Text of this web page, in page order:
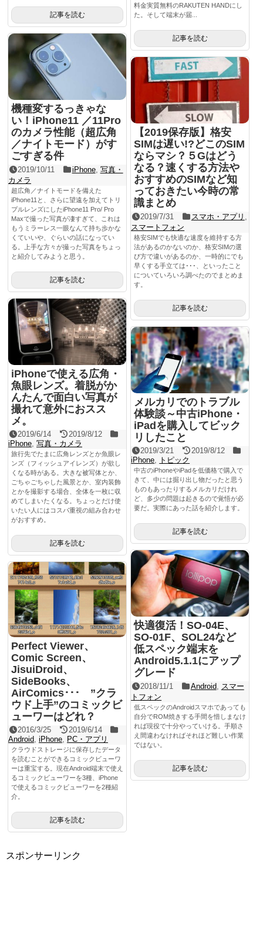
記事を読む
料金実質無料のRAKUTEN HANDにし
た。そして端末が届...
記事を読む
機種変するっきゃな
い！iPhone11 ／11Pro
のカメラ性能（超広角
／ナイトモード）がす
ごすぎる件
2019/10/11 iPhone, 写真・
カメラ
超広角／ナイトモードを備えた
iPhone11と、さらに望遠を加えてトリ
プルレンズにしたiPhone11 Pro/ Pro
Maxで撮った写真が凄すぎて、これは
もうミラーレス一眼なんて持ち歩かな
くていいや、ぐらいの話になってい
る。上手な方々が撮った写真をちょっ
と紹介してみようと思う。
記事を読む
【2019保存版】格安
SIMは遅い!?どこのSIM
ならマシ？５Gはどう
なる？速くする方法や
おすすめのSIMなど知
っておきたい今時の常
識まとめ
2019/7/31 スマホ・アプリ ,
スマートフォン
格安SIMでも快適な速度を維持する方
法があるのかないのか、格安SIMの選
び方で違いがあるのか、一時的にでも
早くする手立ては･･･、といったこと
についていろいろ調べたのでまとめま
す。
記事を読む
iPhoneで使える広角・
魚眼レンズ。着脱がか
んたんで面白い写真が
撮れて意外におスス
メ。
2019/6/14
2019/8/12
iPhone 写真・カメラ
旅行先でたまに広角レンズとか魚眼レ
ンズ（フィッシュアイレンズ）が欲し
くなる時がある。大きな被写体とか、
ごちゃごちゃした風景とか、室内装飾
とかを撮影する場合、全体を一枚に収
めてしまいたくなる。ちょっとだけ使
いたい人にはコスパ重視の組み合わせ
がおすすめ。
記事を読む
メルカリでのトラブル
体験談～中古iPhone・
iPadを購入してビック
リしたこと
2019/3/21
2019/8/12
iPhone, トピック
中古のiPhoneやiPadを低価格で購入で
きて、中には掘り出し物だったと思う
ものもあったりするメルカリだけれ
ど、多少の問題は起きるので覚悟が必
要だ。実際にあった話を紹介します。
記事を読む
快適復活！SO-04E、
SO-01F、SOL24など
低スペック端末を
Android5.1.1にアップ
グレード
2018/11/1 Android, スマー
トフォン
低スペックのAndroidスマホであっても
自分でROM焼きする手間を惜しまなけ
れば現役で十分やっていける。手順さ
え間違わなければそれほど難しい作業
ではない。
記事を読む
Perfect Viewer、
Comic Screen、
JisuiDroid、
SideBooks、
AirComics･･･ ”クラ
ウド上手”のコミックビ
ューワーはどれ？
2016/3/25
2019/6/14
Android, iPhone, PC・アプリ
クラウドストレージに保存したデータ
を読むことができるコミックビューワ
ーは重宝する。現在Android端末で使え
るコミックビューワーを3種、iPhone
で使えるコミックビューワーを2種紹
介。
記事を読む
スポンサーリンク